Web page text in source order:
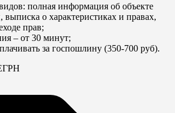
полная информация об объекте
о характеристиках и правах,
прав;
– от 30 минут;
за госпошлину (350-700 руб).